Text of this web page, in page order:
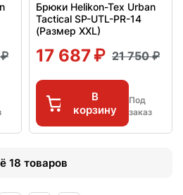
Брюки Helikon-Tex Urban
Tactical SP-UTL-PR-14
(Размер XXL)
17 687 21 750
В
корзину
Под
заказ
18 товаров